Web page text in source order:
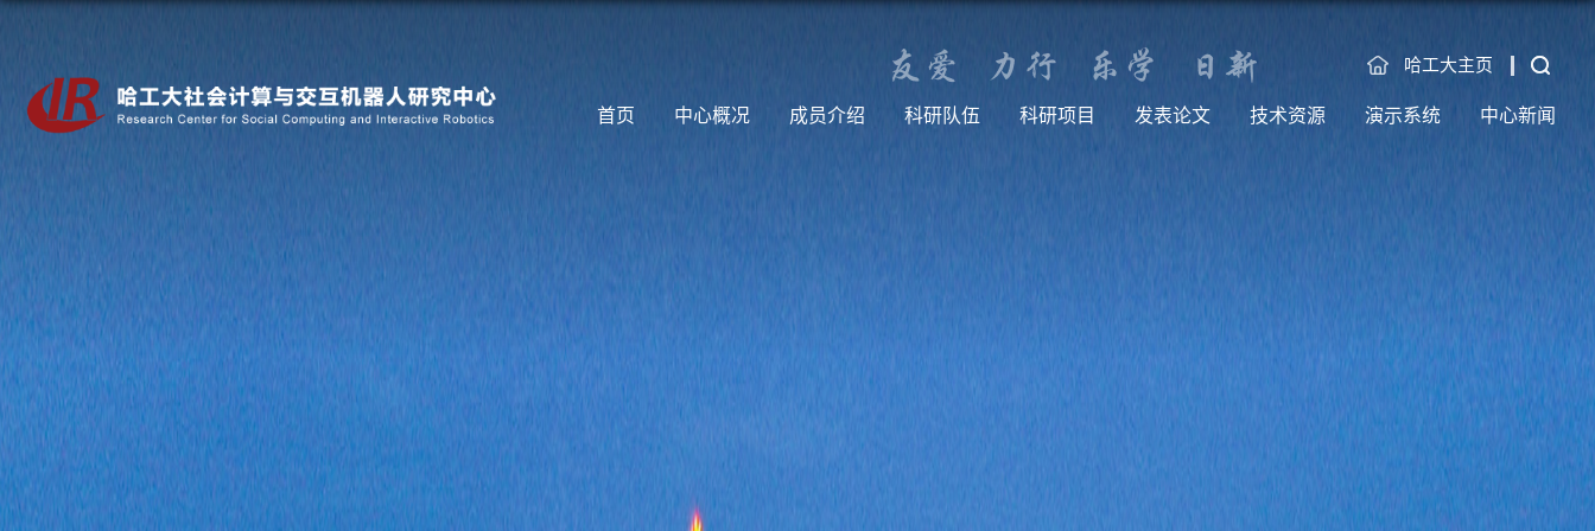
哈工大主页
首页 中心概况 成员介绍 科研队伍 科研项目 发表论文 技术资源 演示系统 中心新闻